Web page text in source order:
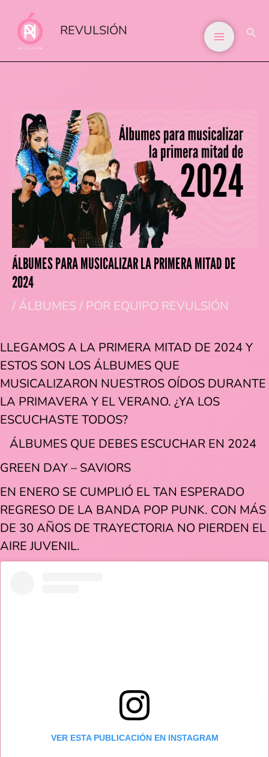
CONTENIDO
REVULSIÓN
ÁLBUMES PARA MUSICALIZAR LA PRIMERA MITAD DE
2024
/ ÁLBUMES/ POR EQUIPO REVULSIÓN
LLEGAMOS A LA PRIMERA MITAD DE 2024 Y
ESTOS SON LOS ÁLBUMES QUE
MUSICALIZARON NUESTROS OÍDOS DURANTE
LA PRIMAVERA Y EL VERANO. ¿YA LOS
ESCUCHASTE TODOS?
ÁLBUMES QUE DEBES ESCUCHAR EN 2024
GREEN DAY – SAVIORS
EN ENERO SE CUMPLIÓ EL TAN ESPERADO
REGRESO DE LA BANDA POP PUNK. CON MÁS
DE 30 AÑOS DE TRAYECTORIA NO PIERDEN EL
AIRE JUVENIL.
VER ESTA PUBLICACIÓN EN INSTAGRAM